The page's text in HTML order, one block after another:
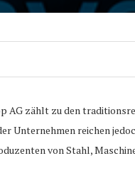
AG zählt zu den
Unternehmen reichen
von Stahl,